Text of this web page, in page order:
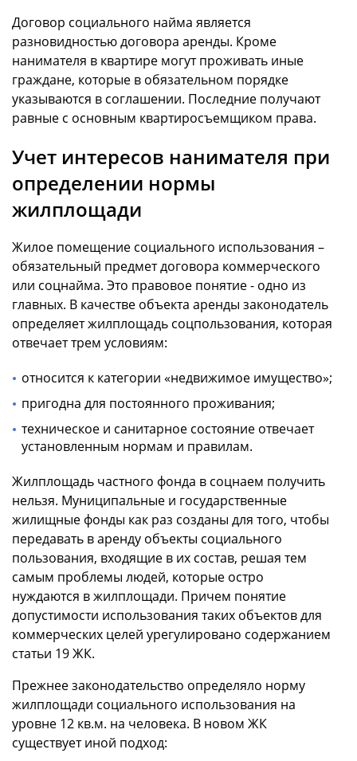
Договор социального найма является
разновидностью договора аренды. Кроме
нанимателя в квартире могут проживать иные
граждане, которые в обязательном порядке
указываются в соглашении. Последние получают
равные с основным квартиросъемщиком права.
Учет интересов нанимателя при
определении нормы
жилплощади
Жилое помещение социального использования –
обязательный предмет договора коммерческого
или соцнайма. Это правовое понятие - одно из
главных. В качестве объекта аренды законодатель
определяет жилплощадь соцпользования, которая
отвечает трем условиям:
относится к категории «недвижимое имущество»;
пригодна для постоянного проживания;
техническое и санитарное состояние отвечает
установленным нормам и правилам.
Жилплощадь частного фонда в соцнаем получить
нельзя. Муниципальные и государственные
жилищные фонды как раз созданы для того, чтобы
передавать в аренду объекты социального
пользования, входящие в их состав, решая тем
самым проблемы людей, которые остро
нуждаются в жилплощади. Причем понятие
допустимости использования таких объектов для
коммерческих целей урегулировано содержанием
статьи 19 ЖК.
Прежнее законодательство определяло норму
жилплощади социального использования на
уровне 12 кв.м. на человека. В новом ЖК
существует иной подход: